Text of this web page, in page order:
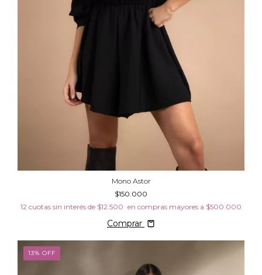
Mono Astor
$150.000
12 cuotas sin interés de $12.500
Comprar
13% OFF